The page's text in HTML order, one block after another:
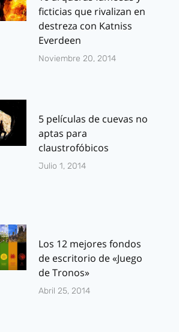
ficticias que rivalizan en
destreza con Katniss
Everdeen
Noviembre 20, 2014
5 películas de cuevas no
aptas para
claustrofóbicos
Julio 1, 2014
Los 12 mejores fondos
de escritorio de «Juego
de Tronos»
Abril 25, 2014